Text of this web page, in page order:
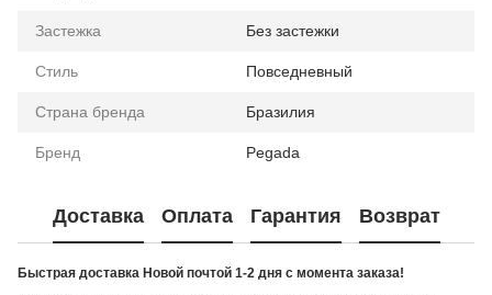
Застежка Без застежки
Стиль Повседневный
Страна бренда Бразилия
Бренд Pegada
Доставка Оплата Гарантия Возврат
Быстрая доставка Новой почтой 1-2 дня с момента заказа!